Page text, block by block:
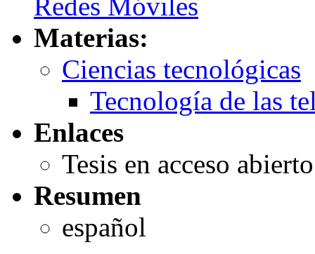
Redes Móviles
Materias:
Ciencias tecnológicas
Tecnología de las
Enlaces
Tesis en acceso
Resumen
español